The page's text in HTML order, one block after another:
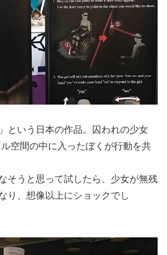
という日本の作品。囚われの少女
空間の中に入ったぼくが行動を共
そうと思って試したら、少女が無残
り、想像以上にショックでし